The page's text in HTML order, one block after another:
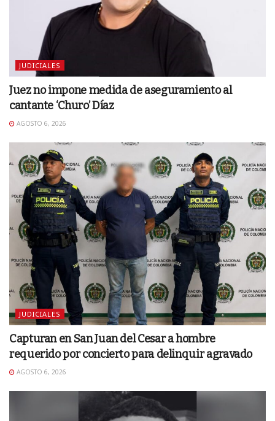
JUDICIALES
Juez no impone medida de aseguramiento al
cantante ‘Churo’ Díaz
AGOSTO 6, 2026
JUDICIALES
Capturan en San Juan del Cesar a hombre
requerido por concierto para delinquir agravado
AGOSTO 6, 2026